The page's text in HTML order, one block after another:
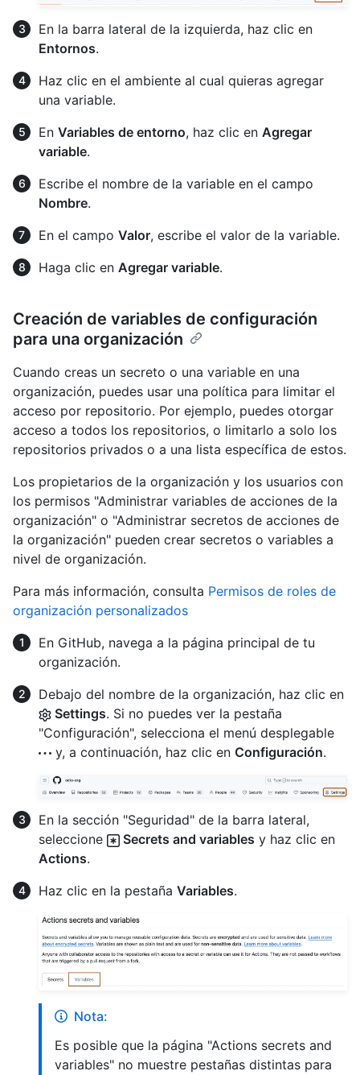
En la barra lateral de la izquierda, haz clic en
Entornos.
Haz clic en el ambiente al cual quieras agregar
una variable.
En Variables de entorno, haz clic en Agregar
variable.
Escribe el nombre de la variable en el campo
Nombre.
En el campo Valor, escribe el valor de la variable.
Haga clic en Agregar variable.
Creación de variables de configuración
para una organización
Cuando creas un secreto o una variable en una
organización, puedes usar una política para limitar el
acceso por repositorio. Por ejemplo, puedes otorgar
acceso a todos los repositorios, o limitarlo a solo los
repositorios privados o a una lista específica de estos.
Los propietarios de la organización y los usuarios con
los permisos "Administrar variables de acciones de la
organización" o "Administrar secretos de acciones de
la organización" pueden crear secretos o variables a
nivel de organización.
Para más información, consulta Permisos de roles de
organización personalizados
En GitHub, navega a la página principal de tu
organización.
Debajo del nombre de la organización, haz clic en
Settings. Si no puedes ver la pestaña
"Configuración", selecciona el menú desplegable
y, a continuación, haz clic en Configuración.
En la sección "Seguridad" de la barra lateral,
seleccione
Secrets and variables y haz clic en
Actions.
Haz clic en la pestaña Variables.
Nota:
Es posible que la página "Actions secrets and
variables" no muestre pestañas distintas para